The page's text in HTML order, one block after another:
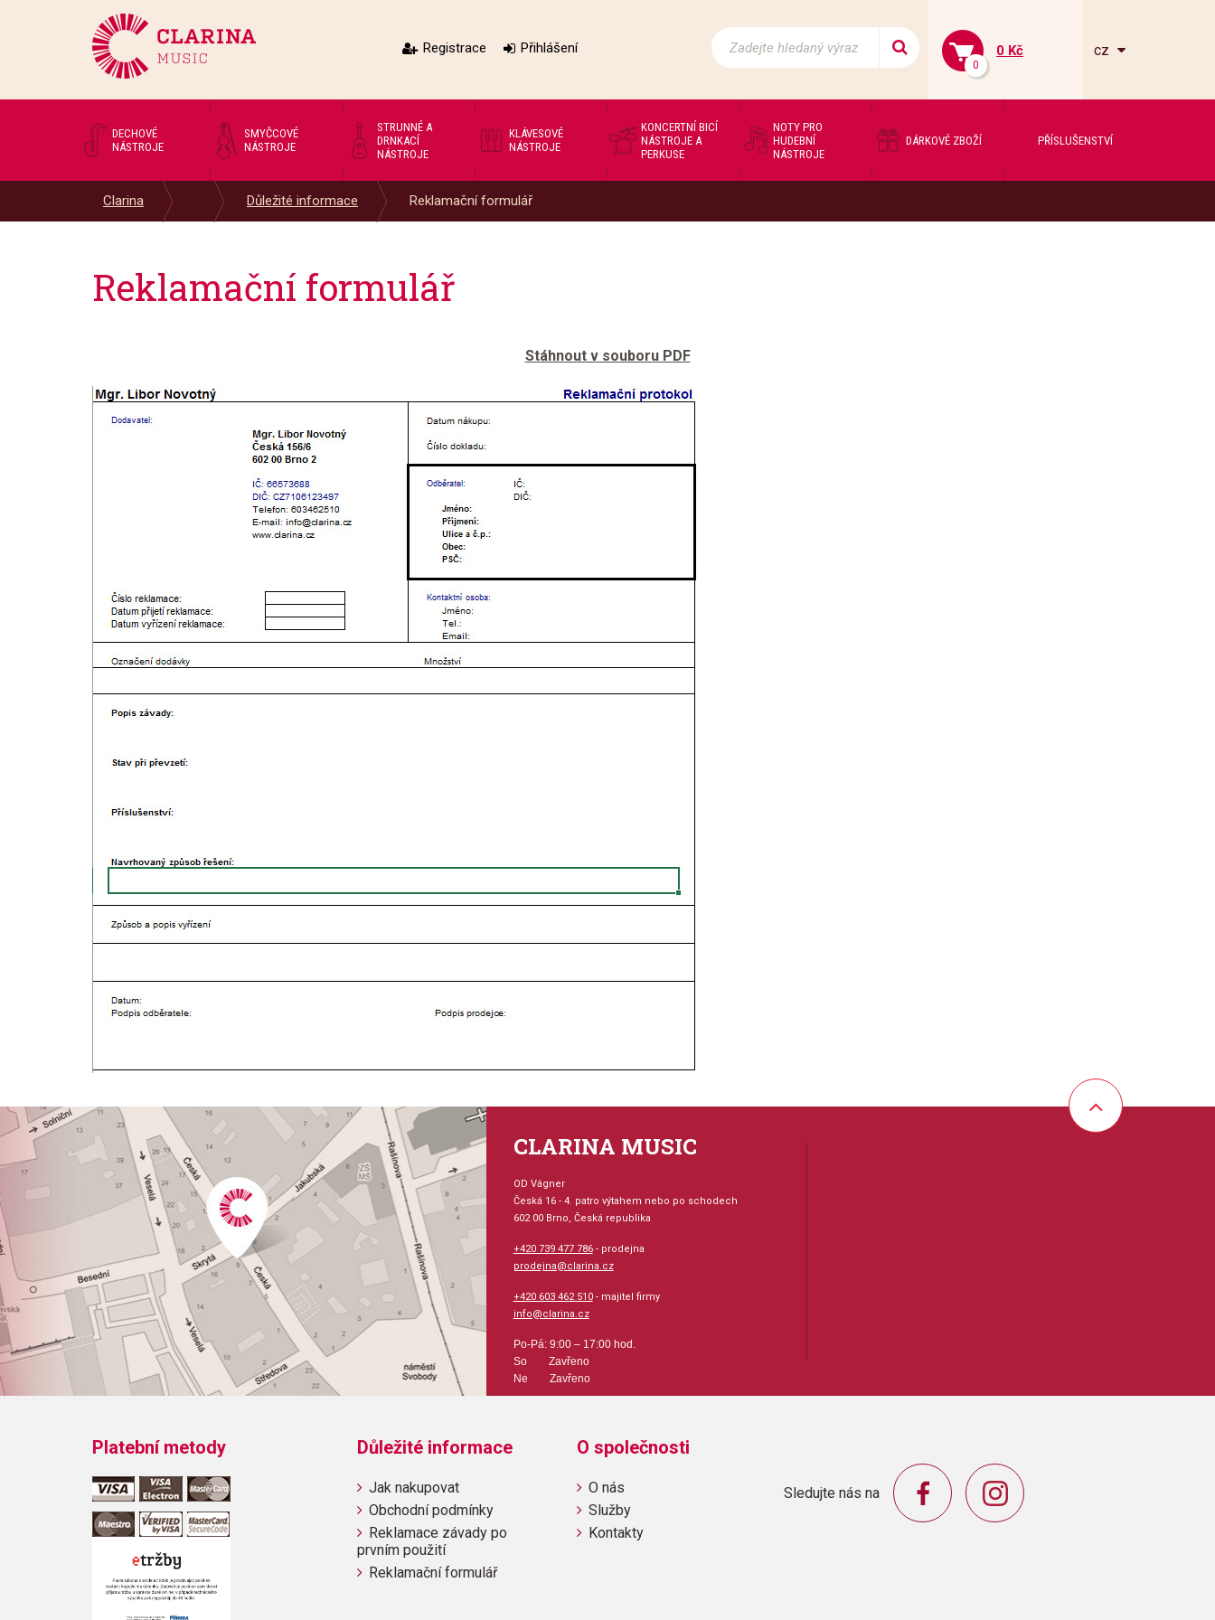
Registrace Přihlášení
0
0 Kč cz
DECHOVÉ
NÁSTROJE
SMYČCOVÉ
NÁSTROJE
STRUNNÉ A
DRNKACÍ
NÁSTROJE
KLÁVESOVÉ
NÁSTROJE
KONCERTNÍ BICÍ
NÁSTROJE A
PERKUSE
NOTY PRO
HUDEBNÍ
NÁSTROJE
DÁRKOVÉ ZBOŽÍ PŘÍSLUŠENSTVÍ
Clarina Důležité informace Reklamační formulář
Reklamační formulář
Stáhnout v souboru PDF
CLARINA MUSIC
OD Vágner
Česká 16 - 4. patro výtahem nebo po schodech
602 00 Brno, Česká republika
+420 739 477 786- prodejna
prodejna@clarina.cz
+420 603 462 510- majitel firmy
info@clarina.cz
Po-Pá: 9:00 – 17:00 hod.
So Zavřeno
Ne Zavřeno
Platební metody Důležité informace
Jak nakupovat
Obchodní podmínky
Reklamace závady po
prvním použití
Reklamační formulář
O společnosti
O nás
Služby
Kontakty
Sledujte nás na